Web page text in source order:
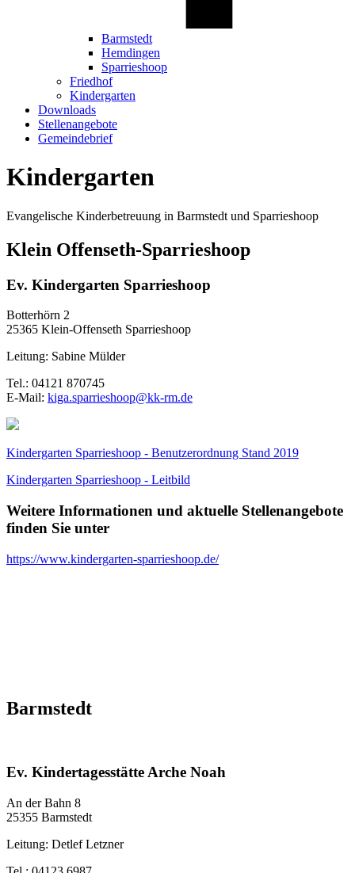
Barmstedt
Hemdingen
Sparrieshoop
Friedhof
Kindergarten
Downloads
Stellenangebote
Gemeindebrief
Kindergarten
Evangelische Kinderbetreuung in Barmstedt und Sparrieshoop
Klein Offenseth-Sparrieshoop
Ev. Kindergarten Sparrieshoop
Botterhörn 2
25365 Klein-Offenseth Sparrieshoop
Leitung: Sabine Mülder
Tel.: 04121 870745
E-Mail: kiga.sparrieshoop@kk-rm.de
Kindergarten Sparrieshoop - Benutzerordnung Stand 2019
Kindergarten Sparrieshoop - Leitbild
Weitere Informationen und aktuelle Stellenangebote
finden Sie unter
https://www.kindergarten-sparrieshoop.de/
Barmstedt
Ev. Kindertagesstätte Arche Noah
An der Bahn 8
25355 Barmstedt
Leitung: Detlef Letzner